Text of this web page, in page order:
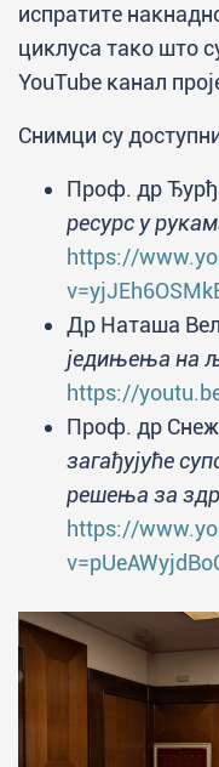
испратите
циклуса тако што
YouTube канал
Снимци су
Проф. др
ресурс у
https://
Др Наташа
једињења на
https://
Проф. др
загађујуће
решења за
https://